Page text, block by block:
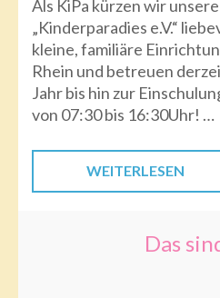
Als KiPa kürzen wir
„Kinderparadies e.V.“
kleine, familiäre
Rhein und betreuen
Jahr bis hin zur
von 07:30 bis 16:30Uhr! …
WEITERLESEN
Das